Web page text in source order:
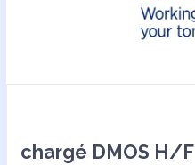
chargé DMOS H/F